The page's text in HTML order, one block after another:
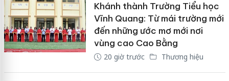
Khánh thành Trường Tiểu học
Vĩnh Quang: Từ mái trường mới
đến những ước mơ mới nơi
vùng cao Cao Bằng
20 giờ trước Thương hiệu